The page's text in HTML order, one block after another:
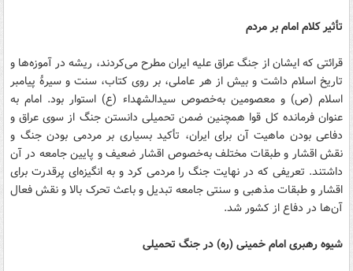
تأثیر کلام امام بر مردم
قرائتی که ایشان از جنگ عراق علیه ایران مطرح می‌کردند، ریشه در آموزه‌ها و
تاریخ اسلام داشت و بیش از هر عاملی، بر روی کتاب، سنت و سیرۀ پیامبر
اسلام (ص) و معصومین به‌خصوص سیدالشهداء (ع) استوار بود. امام به
عنوان فرمانده کل قوا همچنین ضمن تحمیلی دانستن جنگ از سوی عراق و
دفاعی بودن ماهیت آن برای ایران، تأکید بسیاری بر مردمی بودن جنگ و
نقش اقشار و طبقات مختلف به‌خصوص اقشار ضعیف و پایین جامعه در آن
داشتند. تعریفی که در نهایت جنگ را مردمی کرد و به انگیزه‌ای پرقدرت برای
اقشار و طبقات مذهبی و سنتی جامعه تبدیل و باعث تحرک بالا و نقش فعال
آن‌ها در دفاع از کشور شد.
شیوه رهبری امام خمینی (ره) در جنگ تحمیلی